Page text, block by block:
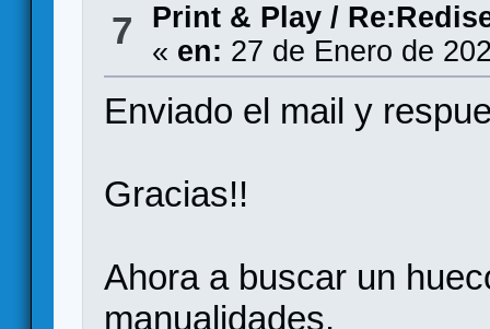
7 Print & Play/
« en: 27 de Enero de
Enviado el mail y
Gracias!!
Ahora a buscar un
manualidades.